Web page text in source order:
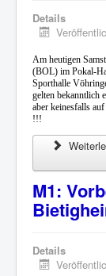
Details
Am heutigen
(BOL) im Pokal-
Sporthalle
gelten bekanntlich
aber keinesfalls
!!!
M1:
Details